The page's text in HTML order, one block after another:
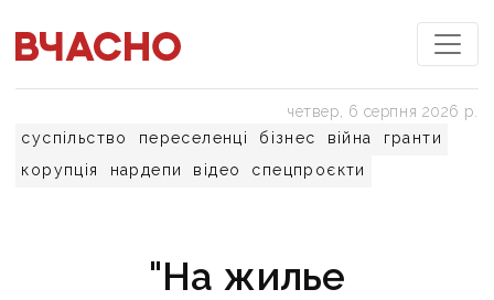
суспільство переселенці бізнес війна
гранти
корупція
нардепи відео спецпроєкти
четвер, 6 серпня 2026 р.
"На жилье